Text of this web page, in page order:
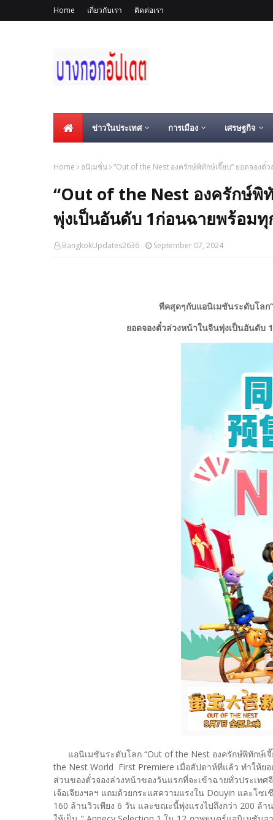
Home เกี่ยวกับเรา ติดต่อเรา
ข่าวในประเทศ การเมือง เศรษฐกิจ
Home อนิเมชั่น “Out of the Nest องครักษ์พิทักษ์เจี๊ยบ” ยอดจอง
“Out of the Nest องครักษ์พิ
พุ่งเป็นอันดับ 1ก่อนฉายพร้อมทุ
BangkokUpdates2636 September 07, 2024
พีคสุดๆกับแอนิเมชันระดับโล
ยอดจองตั๋วล่วงหน้าในจีนพุ่งเป็นอันดับ
แอนิเมชันระดับโลก “Out of the Nest องครักษ์พิทักษ์เจี๊
the Nest World First Premiere เมื่อสัปดาห์ที่แล้ว ทำให้
ส่วนของตั๋วจองล่วงหน้าของวันแรกที่จะเข้าฉายทั่วประเทศ
เจ้อเจียงฯลฯ แถมด้วยกระแสความแรงใน Douyin และโซ
160 ล้านวิวเพียง 6 วัน และขณะนี้พุ่งแรงไปถึงกว่า 200